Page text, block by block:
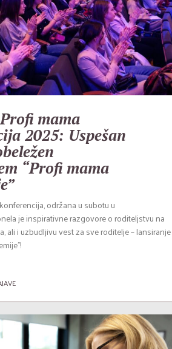
mama
2025: Uspešan
“Profi mama
održana u subotu u
je inspirativne razgovore o roditeljstvu na
ali i uzbudljivu vest za sve roditelje – lansiranje